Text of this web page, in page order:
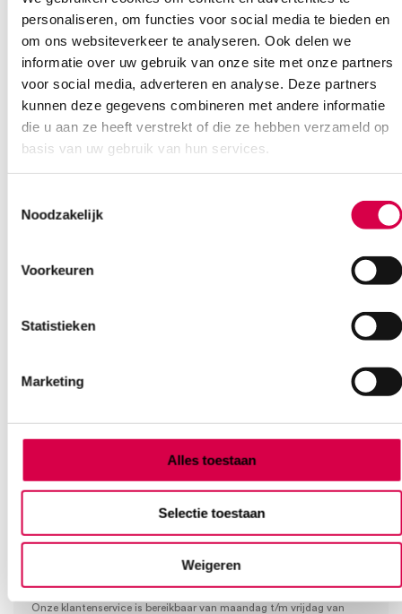
personaliseren, om functies voor social media te bieden en
om ons websiteverkeer te analyseren. Ook delen we
informatie over uw gebruik van onze site met onze partners
voor social media, adverteren en analyse. Deze partners
kunnen deze gegevens combineren met andere informatie
die u aan ze heeft verstrekt of die ze hebben verzameld op
basis van uw gebruik van hun services.
Noodzakelijk
Voorkeuren
Statistieken
Marketing
Alles toestaan
Selectie toestaan
Weigeren
Verkrijgbaar in: nr. 10 t/m 24
in doos van 10 stuks
Extra informatie
Model nr. 22
Steriel
Beoordelingen (0)
Beoordelingen
Er zijn nog geen beoordelingen.
22, steriel (10)” te beoordelen
Waarom Medische Artikelen?
Vaste klanten, vaste korting
We scoren een gemiddelde van 7.1! (11 beoordelingen)
Heb je een vraag?
Anca helpt je!
Vind je antwoord snel en makkelijk op onze klantenservice pagina.
Of contacteer ons via een van de onderstaande opties.
Onze klantenservice is bereikbaar van maandag t/m vrijdag van